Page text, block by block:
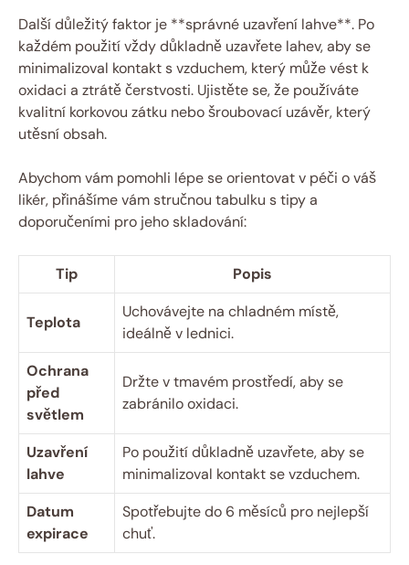
Další důležitý faktor je **správné uzavření lahve**. Po
každém použití vždy důkladně uzavřete lahev, aby se
minimalizoval kontakt s vzduchem, který může vést k
oxidaci a ztrátě čerstvosti. Ujistěte se, že používáte
kvalitní korkovou zátku nebo šroubovací uzávěr, který
utěsní obsah.
Abychom vám pomohli lépe se orientovat v péči o váš
likér, přinášíme vám stručnou tabulku s tipy a
doporučeními pro jeho skladování:
Tip Popis
Teplota
Uchovávejte na chladném místě,
ideálně v lednici.
Ochrana
před
světlem
Držte v tmavém prostředí, aby se
zabránilo oxidaci.
Uzavření
lahve
Po použití důkladně uzavřete, aby se
minimalizoval kontakt se vzduchem.
Datum
expirace
Spotřebujte do 6 měsíců pro nejlepší
chuť.